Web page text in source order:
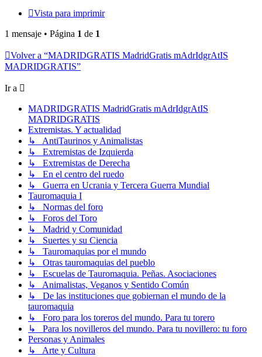
Vista para imprimir
1 mensaje • Página 1 de 1
Volver a “MADRIDGRATIS MadridGratis mAdrIdgrAtIS
MADRIDGRATIS”
Ir a
MADRIDGRATIS MadridGratis mAdrIdgrAtIS
MADRIDGRATIS
Extremistas. Y actualidad
↳ AntiTaurinos y Animalistas
↳ Extremistas de Izquierda
↳ Extremistas de Derecha
↳ En el centro del ruedo
↳ Guerra en Ucrania y Tercera Guerra Mundial
Tauromaquia I
↳ Normas del foro
↳ Foros del Toro
↳ Madrid y Comunidad
↳ Suertes y su Ciencia
↳ Tauromaquias por el mundo
↳ Otras tauromaquias del pueblo
↳ Escuelas de Tauromaquia. Peñas. Asociaciones
↳ Animalistas, Veganos y Sentido Común
↳ De las instituciones que gobiernan el mundo de la
tauromaquia
↳ Foro para los toreros del mundo. Para tu torero
↳ Para los novilleros del mundo. Para tu novillero: tu foro
Personas y Animales
↳ Arte y Cultura